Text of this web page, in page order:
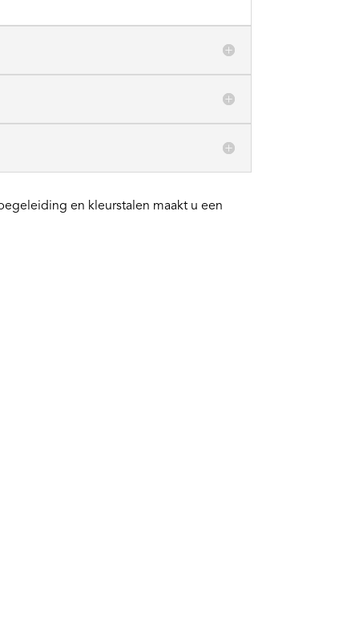
en kleurstalen maakt u een